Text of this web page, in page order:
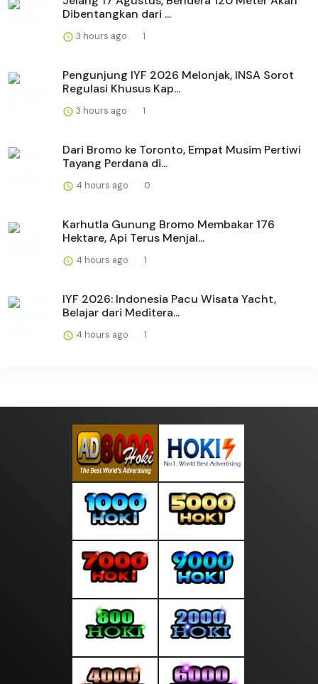
Dibentangkan dari ...
3 hours ago 1
Pengunjung IYF 2026 Melonjak, INSA Sorot
Regulasi Khusus Kap...
3 hours ago 1
Dari Bromo ke Toronto, Empat Musim Pertiwi
Tayang Perdana di...
4 hours ago 0
Karhutla Gunung Bromo Membakar 176
Hektare, Api Terus Menjal...
4 hours ago 1
IYF 2026: Indonesia Pacu Wisata Yacht,
Belajar dari Meditera...
4 hours ago 1